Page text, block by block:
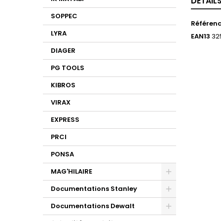
SOPPEC
LYRA
DIAGER
PG TOOLS
KIBROS
VIRAX
EXPRESS
PRCI
PONSA
MAG'HILAIRE
Documentations Stanley
Documentations Dewalt
EAN13